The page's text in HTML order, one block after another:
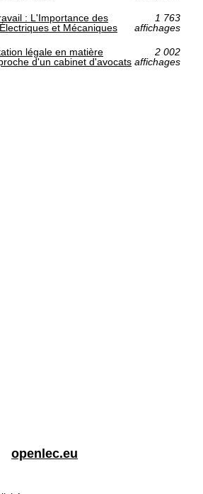
: L'Importance des
et Mécaniques
1 763
affichages
légale en matière
d'un cabinet d'avocats
2 002
affichages
openlec.eu